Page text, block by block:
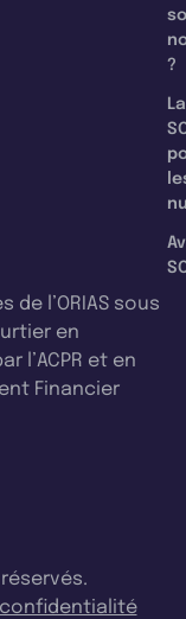
?
La
de l’ORIAS sous
en
l’ACPR et en
Financier